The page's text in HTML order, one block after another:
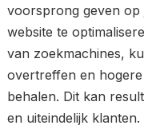
voorsprong geven
website te
van zoekmachines,
overtreffen en
behalen. Dit kan
en uiteindelijk klanten.